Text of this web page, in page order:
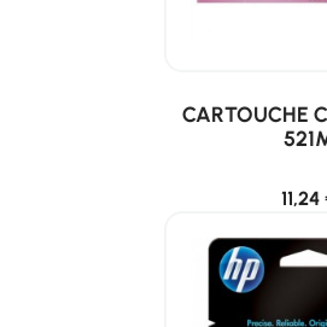
CARTOUCHE
11,24